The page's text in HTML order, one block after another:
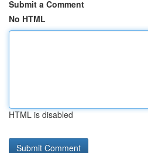
Submit a Comment
No HTML
HTML is disabled